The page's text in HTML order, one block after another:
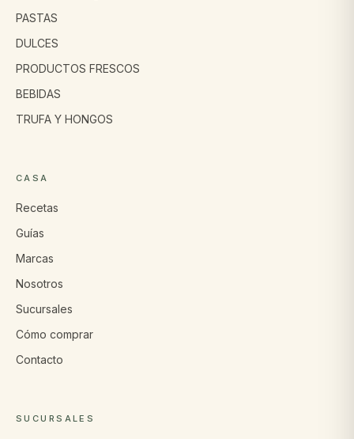
PASTAS
DULCES
PRODUCTOS FRESCOS
BEBIDAS
TRUFA Y HONGOS
CASA
Recetas
Guías
Marcas
Nosotros
Sucursales
Cómo comprar
Contacto
SUCURSALES